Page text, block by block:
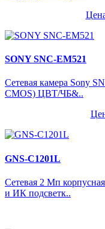
SONY SNC-EM521
Сетевая камера Sony
CMOS) ЦВТ/ЧБ&..
GNS-C1201L
Сетевая 2 Мп
и ИК подсветк..